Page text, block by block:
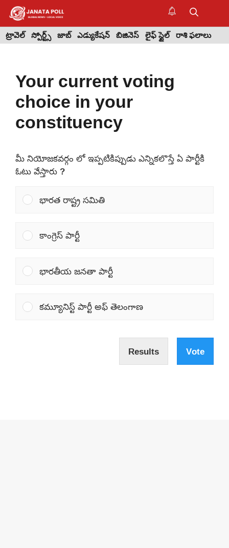
Skip
content
ట్రావెల్ స్పోర్ట్స్ జాబ్ ఎడ్యుకేషన్ బిజినెస్ లైఫ్ స్టైల్ రాశి ఫలాలు
Your current voting
choice in your
constituency
మీ నియోజకవర్గం లో ఇప్పటికిప్పుడు ఎన్నికలొస్తే ఏ పార్టీకి
ఓటు వేస్తారు ?
భారత రాష్ట్ర సమితి
కాంగ్రెస్ పార్టీ
భారతీయ జనతా పార్టీ
కమ్యూనిస్ట్ పార్టీ అఫ్ తెలంగాణ
Results Vote